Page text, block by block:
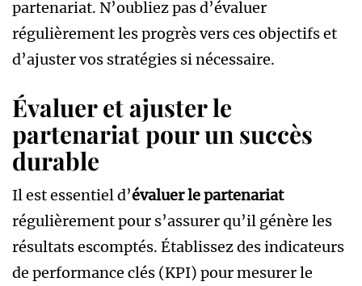
partenariat. N’oubliez pas d’évaluer
régulièrement les progrès vers ces objectifs et
d’ajuster vos stratégies si nécessaire.
Évaluer et ajuster le
partenariat pour un succès
durable
Il est essentiel d’évaluer le partenariat
régulièrement pour s’assurer qu’il génère les
résultats escomptés. Établissez des indicateurs
de performance clés (KPI) pour mesurer le